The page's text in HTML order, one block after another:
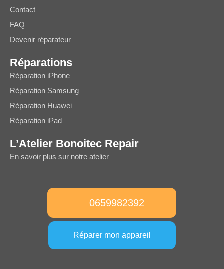
Contact
FAQ
Devenir réparateur
Réparations
Réparation iPhone
Réparation Samsung
Réparation Huawei
Réparation iPad
L’Atelier Bonoitec Repair
En savoir plus sur notre atelier
0659982392
Réparer mon appareil